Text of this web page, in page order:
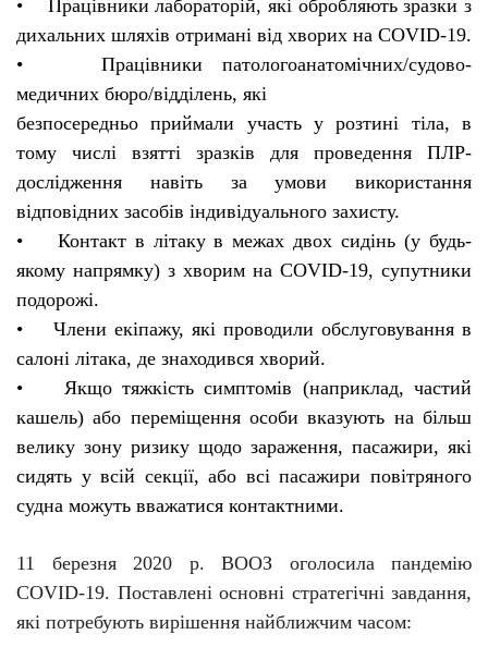
• Працівники лабораторій, які обробляють зразки з
дихальних шляхів отримані від хворих на COVID-19.
• Працівники патологоанатомічних/судово-
медичних бюро/відділень, які
безпосередньо приймали участь у розтині тіла, в
тому числі взятті зразків для проведення ПЛР-
дослідження навіть за умови використання
відповідних засобів індивідуального захисту.
• Контакт в літаку в межах двох сидінь (у будь-
якому напрямку) з хворим на COVID-19, супутники
подорожі.
• Члени екіпажу, які проводили обслуговування в
салоні літака, де знаходився хворий.
• Якщо тяжкість симптомів (наприклад, частий
кашель) або переміщення особи вказують на більш
велику зону ризику щодо зараження, пасажири, які
сидять у всій секції, або всі пасажири повітряного
судна можуть вважатися контактними.
11 березня 2020 р. ВООЗ оголосила пандемію
COVID-19. Поставлені основні стратегічні завдання,
які потребують вирішення найближчим часом: